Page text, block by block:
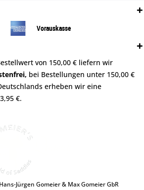
Vorauskasse
von 150,00 € liefern wir
bei Bestellungen unter 150,00 €
erheben wir eine
€.
Jürgen Gomeier & Max Gomeier GbR